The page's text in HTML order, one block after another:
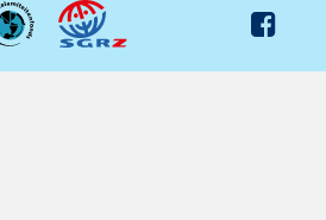
FACEBOOK